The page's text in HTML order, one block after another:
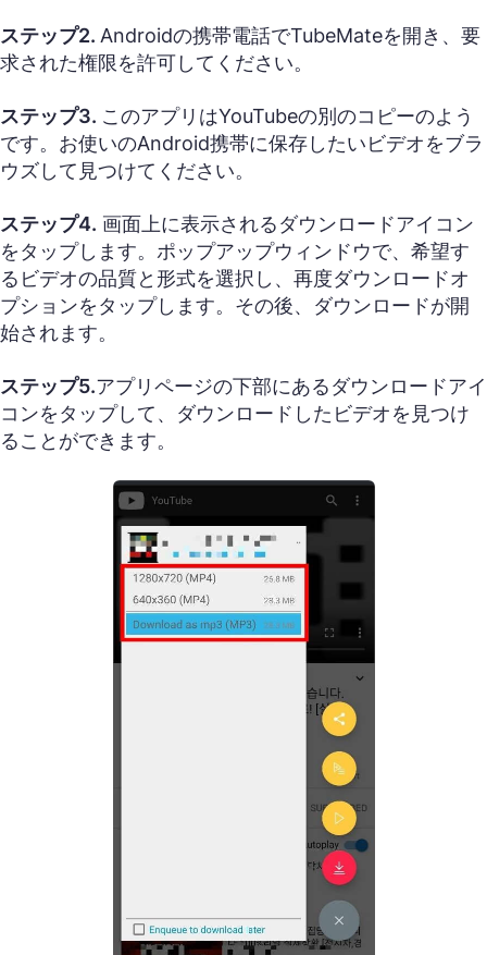
ステップ2. Androidの携帯電話でTubeMateを開き、要
求された権限を許可してください。
ステップ3. このアプリはYouTubeの別のコピーのよう
です。お使いのAndroid携帯に保存したいビデオをブラ
ウズして見つけてください。
ステップ4. 画面上に表示されるダウンロードアイコン
をタップします。ポップアップウィンドウで、希望す
るビデオの品質と形式を選択し、再度ダウンロードオ
プションをタップします。その後、ダウンロードが開
始されます。
ステップ5.アプリページの下部にあるダウンロードアイ
コンをタップして、ダウンロードしたビデオを見つけ
ることができます。